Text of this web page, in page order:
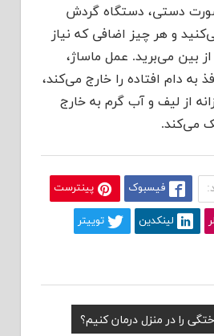
دستی، دستگاه گردش
و هر چیز اضافی که نیاز
از بین می‌برید. عمل ماساژ،
به‌ دام افتاده را خارج می‌کند،
از لیف و آب گرم به خارج
می‌کند.
فیسبوک پینترست
لینکدین توییتر
را در منزل درمان کنیم؟